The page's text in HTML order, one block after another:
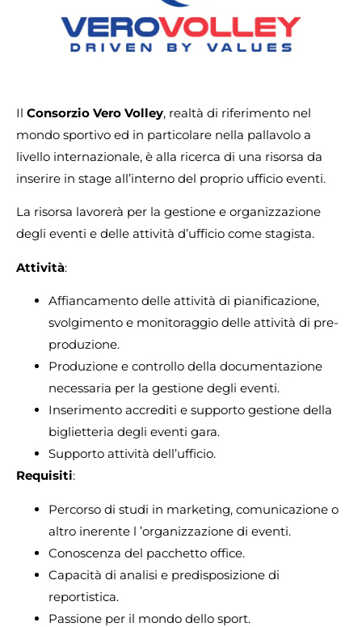
Il Consorzio Vero Volley, realtà di riferimento nel
mondo sportivo ed in particolare nella pallavolo a
livello internazionale, è alla ricerca di una risorsa da
inserire in stage all’interno del proprio ufficio eventi.
La risorsa lavorerà per la gestione e organizzazione
degli eventi e delle attività d’ufficio come stagista.
Attività:
Affiancamento delle attività di pianificazione,
svolgimento e monitoraggio delle attività di pre-
produzione.
Produzione e controllo della documentazione
necessaria per la gestione degli eventi.
Inserimento accrediti e supporto gestione della
biglietteria degli eventi gara.
Supporto attività dell’ufficio.
Requisiti:
Percorso di studi in marketing, comunicazione o
altro inerente l ’organizzazione di eventi.
Conoscenza del pacchetto office.
Capacità di analisi e predisposizione di
reportistica.
Passione per il mondo dello sport.